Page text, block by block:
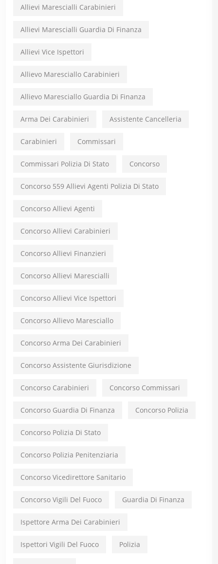
Allievi Marescialli Carabinieri
Allievi Marescialli Guardia Di Finanza
Allievi Vice Ispettori
Allievo Maresciallo Carabinieri
Allievo Maresciallo Guardia Di Finanza
Arma Dei Carabinieri Assistente Cancelleria
Carabinieri Commissari
Commissari Polizia Di Stato Concorso
Concorso 559 Allievi Agenti Polizia Di Stato
Concorso Allievi Agenti
Concorso Allievi Carabinieri
Concorso Allievi Finanzieri
Concorso Allievi Marescialli
Concorso Allievi Vice Ispettori
Concorso Allievo Maresciallo
Concorso Arma Dei Carabinieri
Concorso Assistente Giurisdizione
Concorso Carabinieri Concorso Commissari
Concorso Guardia Di Finanza Concorso Polizia
Concorso Polizia Di Stato
Concorso Polizia Penitenziaria
Concorso Vicedirettore Sanitario
Concorso Vigili Del Fuoco Guardia Di Finanza
Ispettore Arma Dei Carabinieri
Ispettori Vigili Del Fuoco Polizia